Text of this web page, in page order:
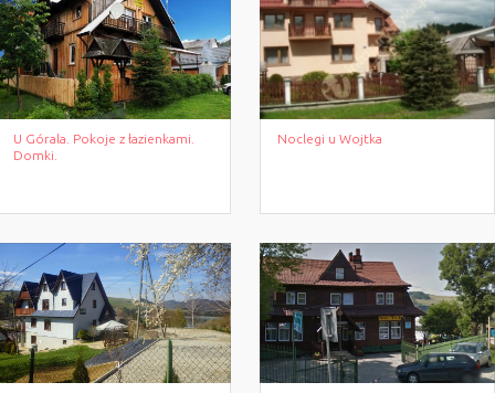
U Górala. Pokoje z łazienkami.
Domki.
Noclegi u Wojtka